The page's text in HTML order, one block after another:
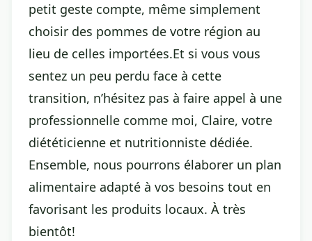
petit geste compte, même simplement
choisir des pommes de votre région au
lieu de celles importées.Et si vous vous
sentez un peu perdu face à cette
transition, n’hésitez pas à faire appel à une
professionnelle comme moi, Claire, votre
diététicienne et nutritionniste dédiée.
Ensemble, nous pourrons élaborer un plan
alimentaire adapté à vos besoins tout en
favorisant les produits locaux. À très
bientôt!